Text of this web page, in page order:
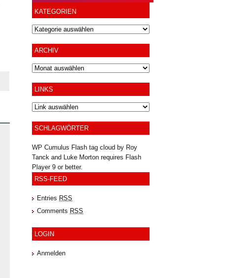
KATEGORIEN
ARCHIV
Archiv
LINKS
SCHLAGWÖRTER
WP Cumulus Flash tag cloud by Roy
Tanck and Luke Morton requires Flash
Player9 or better.
RSS-FEED
Entries RSS
Comments RSS
LOGIN
Anmelden